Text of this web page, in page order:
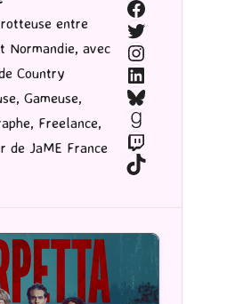
entre
Normandie, avec
Country
Gameuse,
Freelance,
de JaME France
Facebook
Twitter
Instagram
LinkedIn
Bluesky
Goodreads
Twitch
TikTok